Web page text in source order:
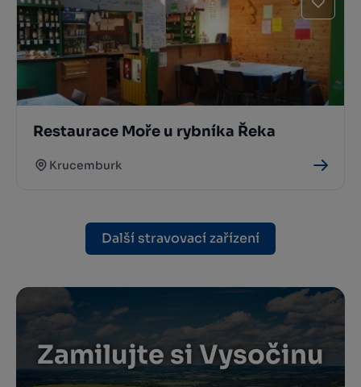
Restaurace Moře u rybníka Řeka
Krucemburk
Další stravovací zařízení
Zamilujte si Vysočinu